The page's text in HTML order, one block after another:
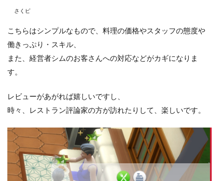
さくピ
こちらはシンプルなもので、料理の価格やスタッフの態度や
働きっぷり・スキル、
また、経営者シムのお客さんへの対応などがカギになりま
す。
レビューがあがれば嬉しいですし、
時々、レストラン評論家の方が訪れたりして、楽しいです。